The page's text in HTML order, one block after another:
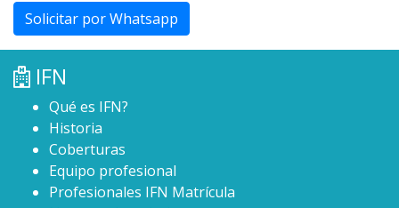
Solicitar por Whatsapp
IFN
Qué es IFN?
Historia
Coberturas
Equipo profesional
Profesionales IFN Matrícula